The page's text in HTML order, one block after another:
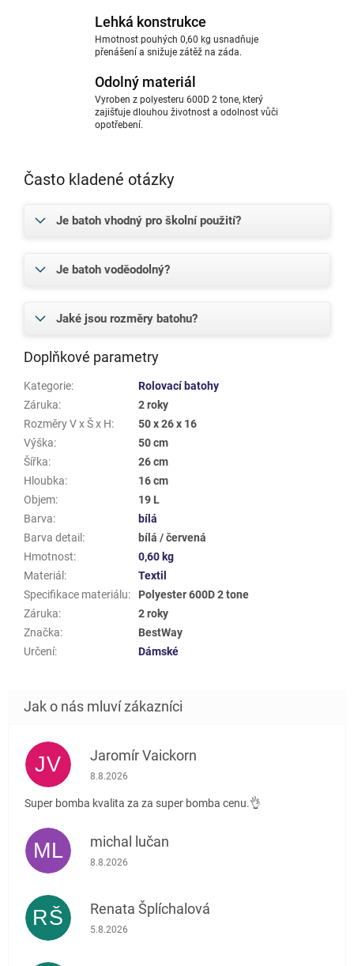
Lehká konstrukce
Hmotnost pouhých 0,60 kg usnadňuje
přenášení a snižuje zátěž na záda.
Odolný materiál
Vyroben z polyesteru 600D 2 tone, který
zajišťuje dlouhou životnost a odolnost vůči
opotřebení.
Často kladené otázky
Je batoh vhodný pro školní použití?
Je batoh voděodolný?
Jaké jsou rozměry batohu?
Doplňkové parametry
Kategorie:
Rolovací batohy
Záruka:
2 roky
Rozměry V x Š x H:
50 x 26 x 16
Výška:
50 cm
Šířka:
26 cm
Hloubka:
16 cm
Objem:
19 L
Barva:
bílá
Barva detail :
bílá / červená
Hmotnost:
0,60 kg
Materiál :
Textil
Specifikace materiálu:
Polyester 600D 2 tone
Záruka:
2 roky
Značka:
BestWay
Určení: Dámské
JV Jaromír Vaickorn
Hodnocení obchodu je 5 z 5 hvězdiček.
8.8.2026
Super bomba kvalita za za super bomba cenu.👌
ML michal lučan
Hodnocení obchodu je 5 z 5 hvězdiček.
8.8.2026
RŠ Renata Šplíchalová
Hodnocení obchodu je 5 z 5 hvězdiček.
5.8.2026